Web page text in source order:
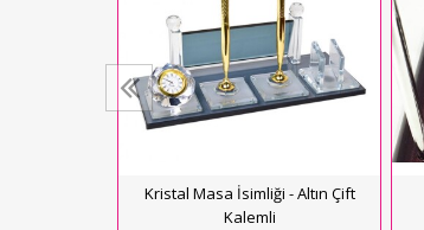
Kristal Masa İsimliği - Altın Çift
Kalemli